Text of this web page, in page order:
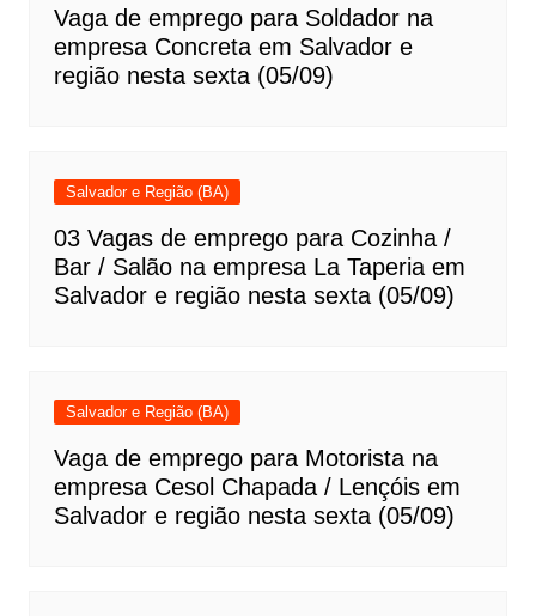
Vaga de emprego para Soldador na
empresa Concreta em Salvador e
região nesta sexta (05/09)
Salvador e Região (BA)
03 Vagas de emprego para Cozinha /
Bar / Salão na empresa La Taperia em
Salvador e região nesta sexta (05/09)
Salvador e Região (BA)
Vaga de emprego para Motorista na
empresa Cesol Chapada / Lençóis em
Salvador e região nesta sexta (05/09)